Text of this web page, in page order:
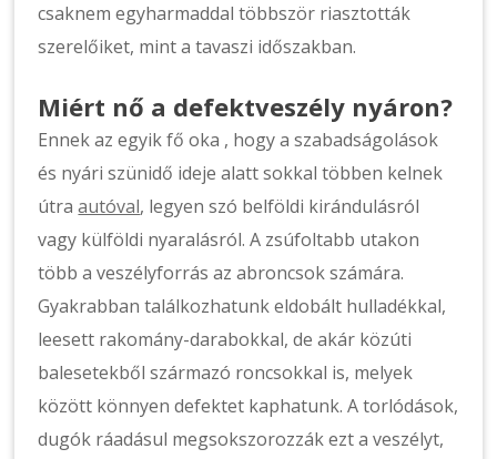
csaknem egyharmaddal többször riasztották
szerelőiket, mint a tavaszi időszakban.
Miért nő a defektveszély nyáron?
Ennek az egyik fő oka , hogy a szabadságolások
és nyári szünidő ideje alatt sokkal többen kelnek
útraautóval, legyen szó belföldi kirándulásról
vagy külföldi nyaralásról. A zsúfoltabb utakon
több a veszélyforrás az abroncsok számára.
Gyakrabban találkozhatunk eldobált hulladékkal,
leesett rakomány-darabokkal, de akár közúti
balesetekből származó roncsokkal is, melyek
között könnyen defektet kaphatunk. A torlódások,
dugók ráadásul megsokszorozzák ezt a veszélyt,